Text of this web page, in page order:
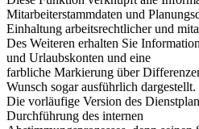
Mitarbeiterstammdaten und
Einhaltung arbeitsrechtlicher und
Des Weiteren erhalten Sie
und Urlaubskonten und eine
farbliche Markierung über
Wunsch sogar ausführlich dargestellt.
Die vorläufige Version des
Durchführung des internen